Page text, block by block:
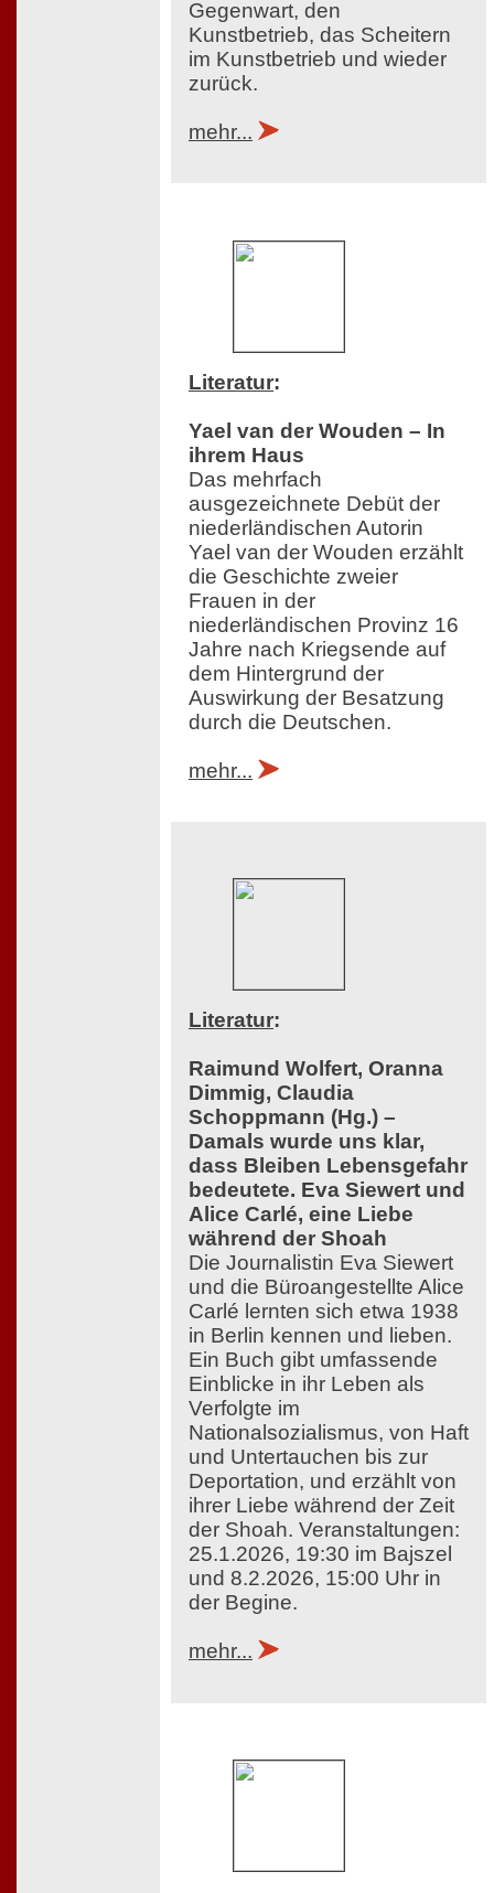
Gegenwart, den
Kunstbetrieb, das Scheitern
im Kunstbetrieb und wieder
zurück.
mehr...
Literatur:
Yael van der Wouden – In
ihrem Haus
Das mehrfach
ausgezeichnete Debüt der
niederländischen Autorin
Yael van der Wouden erzählt
die Geschichte zweier
Frauen in der
niederländischen Provinz 16
Jahre nach Kriegsende auf
dem Hintergrund der
Auswirkung der Besatzung
durch die Deutschen.
mehr...
Literatur:
Raimund Wolfert, Oranna
Dimmig, Claudia
Schoppmann (Hg.) –
Damals wurde uns klar,
dass Bleiben Lebensgefahr
bedeutete. Eva Siewert und
Alice Carlé, eine Liebe
während der Shoah
Die Journalistin Eva Siewert
und die Büroangestellte Alice
Carlé lernten sich etwa 1938
in Berlin kennen und lieben.
Ein Buch gibt umfassende
Einblicke in ihr Leben als
Verfolgte im
Nationalsozialismus, von Haft
und Untertauchen bis zur
Deportation, und erzählt von
ihrer Liebe während der Zeit
der Shoah. Veranstaltungen:
25.1.2026, 19:30 im Bajszel
und 8.2.2026, 15:00 Uhr in
der Begine.
mehr...